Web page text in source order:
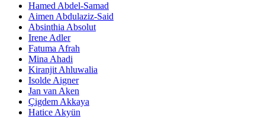
Hamed Abdel-Samad
Aimen Abdulaziz-Said
Absinthia Absolut
Irene Adler
Fatuma Afrah
Mina Ahadi
Kiranjit Ahluwalia
Isolde Aigner
Jan van Aken
Çigdem Akkaya
Hatice Akyün